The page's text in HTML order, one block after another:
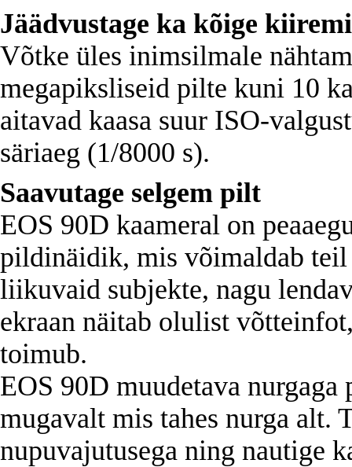
Jäädvustage ka kõige
Võtke üles inimsilmale
megapiksliseid pilte kuni 10
aitavad kaasa suur ISO-
säriaeg (1/8000 s).
Saavutage selgem pilt
EOS 90D kaameral on
pildinäidik, mis võimaldab
liikuvaid subjekte, nagu
ekraan näitab olulist
toimub.
EOS 90D muudetava
mugavalt mis tahes nurga alt.
nupuvajutusega ning nautige